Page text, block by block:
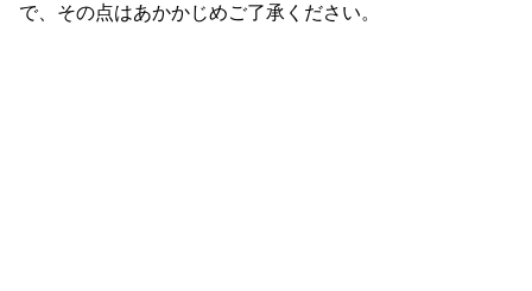
で、その点はあかかじめご了承ください。